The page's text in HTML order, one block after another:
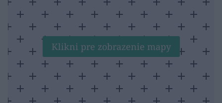
Klikni pre zobrazenie mapy